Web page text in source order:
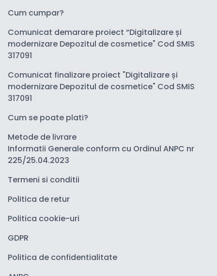
Cum cumpar?
Comunicat demarare proiect “Digitalizare și
modernizare Depozitul de cosmetice" Cod SMIS
317091
Comunicat finalizare proiect "Digitalizare și
modernizare Depozitul de cosmetice" Cod SMIS
317091
Cum se poate plati?
Metode de livrare
Informatii Generale conform cu Ordinul ANPC nr
225/25.04.2023
Termeni si conditii
Politica de retur
Politica cookie-uri
GDPR
Politica de confidentialitate